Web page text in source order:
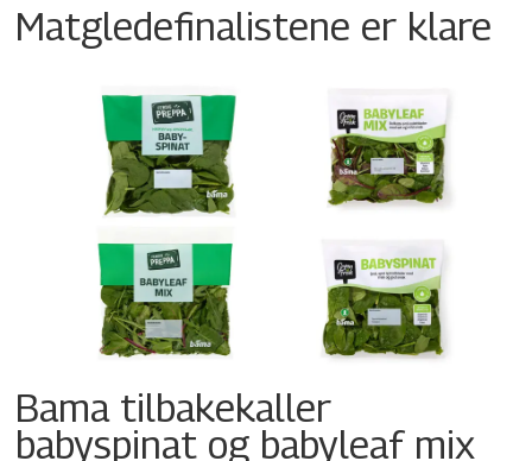
Matgledefinalistene er klare
Bama tilbakekaller
babyspinat og babyleaf mix